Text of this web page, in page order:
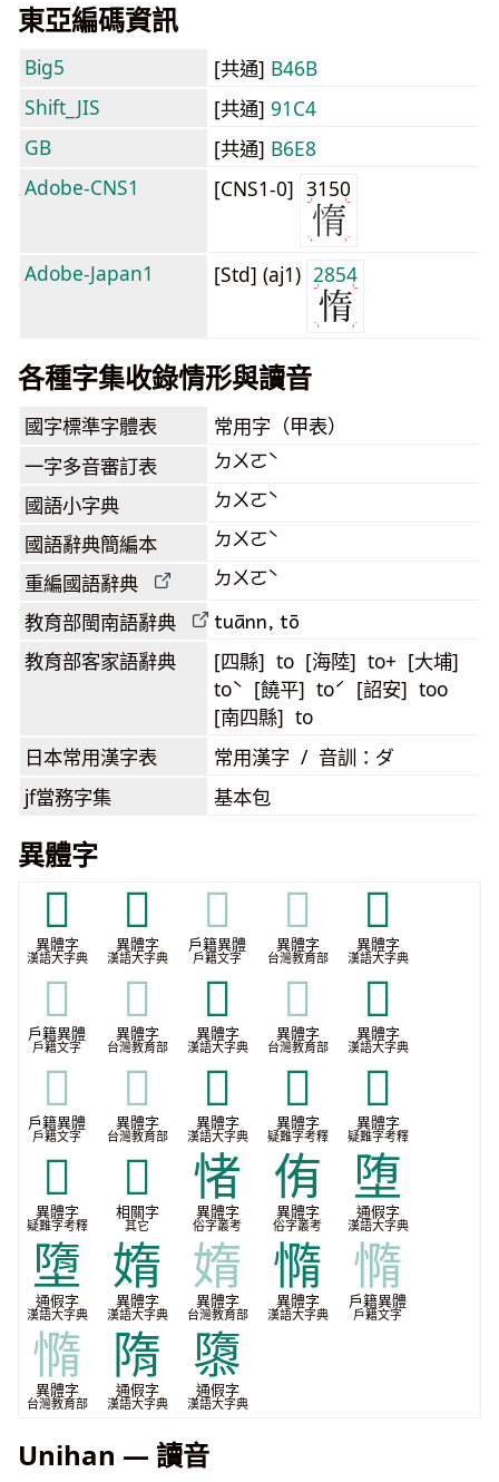
東亞編碼資訊
Big5 [共通] B46B
Shift_JIS
[共通] 91C4
GB
[共通] B6E8
Adobe-CNS1
[CNS1-0] 3150
Adobe-Japan1 [Std] (aj1) 2854
各種字集收錄情形與讀音
國字標準字體表 常用字（甲表）
一字多音審訂表 ㄉㄨㄛˋ
國語小字典 ㄉㄨㄛˋ
國語辭典簡編本 ㄉㄨㄛˋ
重編國語辭典 ㄉㄨㄛˋ
教育部閩南語辭典 tuānn, tō
教育部客家語辭典
[四縣] to [海陸] to+ [大埔]
toˋ [饒平] toˊ [詔安] too
[南四縣] to
日本常用漢字表 常用漢字 / 音訓：ダ
jf當務字集 基本包
異體字
𡡙
異體字
漢語大字典
𢞑
異體字
漢語大字典
𢞑
戶籍異體
戶籍文字
𢞑
異體字
台灣教育部
𢡢
異體字
漢語大字典
𢡢
戶籍異體
戶籍文字
𢡢
異體字
台灣教育部
𢢠
異體字
漢語大字典
𢢠
異體字
台灣教育部
𢣖
異體字
漢語大字典
𢣖
戶籍異體
戶籍文字
𢣖
異體字
台灣教育部
𢣝
異體字
漢語大字典
𤋨
異體字
疑難字考釋
𤌃
異體字
疑難字考釋
𤌕
異體字
疑難字考釋
𱀋
相關字
其它
㥩
異體字
俗字叢考
侑
異體字
俗字叢考
堕
通假字
漢語大字典
墮
通假字
漢語大字典
媠
異體字
漢語大字典
媠
異體字
台灣教育部
憜
異體字
漢語大字典
憜
戶籍異體
戶籍文字
憜
異體字
台灣教育部
隋
通假字
漢語大字典
隳
通假字
漢語大字典
Unihan — 讀音